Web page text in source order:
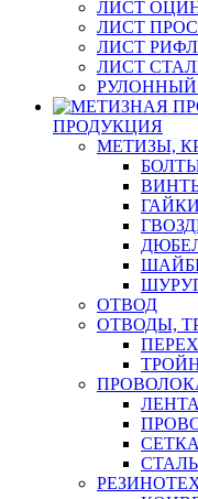
ЛИСТ
ЛИСТ
ЛИСТ
ЛИСТ
ПРОДУКЦИЯ
МЕТИЗЫ,
ГАЙКИ
ОТВОД
ОТВОДЫ,